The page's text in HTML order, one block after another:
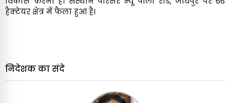
हैक्टेयर क्षेत्र में फैला हुआ है।
निदेशक का संदे